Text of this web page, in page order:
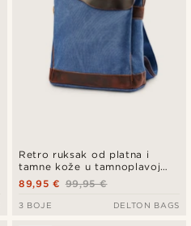
Retro ruksak od platna i
tamne kože u tamnoplavoj
boji
99,95 €
89,95 €
3 BOJE DELTON BAGS